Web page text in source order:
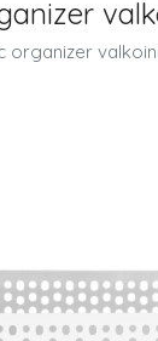
organizer